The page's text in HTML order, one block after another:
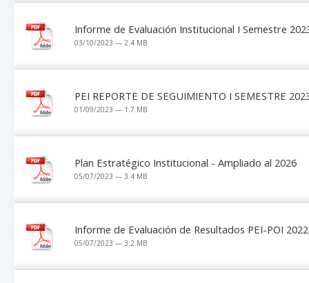
Informe de Evaluación Institucional I Semestre
03/10/2023 — 2.4 MB
PEI REPORTE DE SEGUIMIENTO I SEMESTRE
01/09/2023 — 1.7 MB
Plan Estratégico Institucional - Ampliado al 2026
05/07/2023 — 3.4 MB
Informe de Evaluación de Resultados PEI-POI 2022
05/07/2023 — 3.2 MB